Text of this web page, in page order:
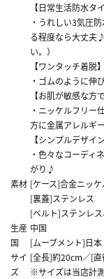
【日常生活防水タイ
・うれしい3気圧
る程度なら大丈夫
い。）
【ワンタッチ着脱】
・ゴムのように伸
【お肌が敏感な方
・ニッケルフリー
方に金属アレルギ
【シンプルデザイン
・色々なコーディ
がり♪
素材 [ケース]合金ニッ
[裏蓋]ステンレス
[ベルト]ステンレ
生産
国
中国
[ムーブメント]日本
サイ
ズ
[全長]約20cm／[
※サイズは当店計